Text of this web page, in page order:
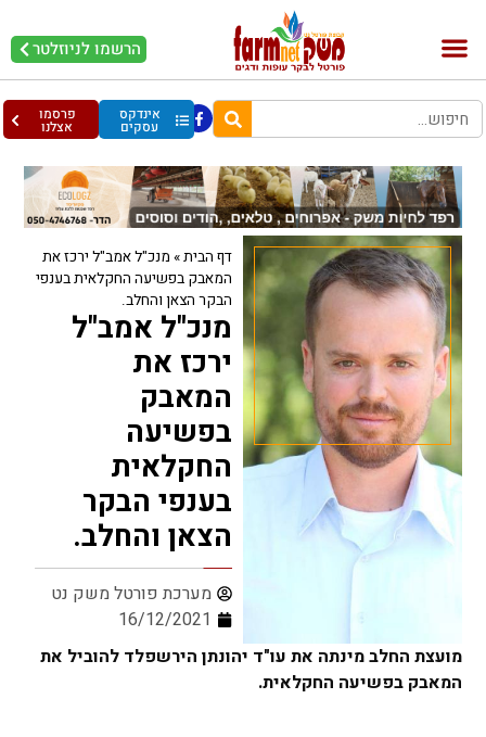
הרשמו לניוזלטר
אינדקס
עסקים
פרסמו
אצלנו
דף הבית» מנכ"ל אמב"ל ירכז את
המאבק בפשיעה החקלאית בענפי
הבקר הצאן והחלב.
מנכ"ל אמב"ל
ירכז את
המאבק
בפשיעה
החקלאית
בענפי הבקר
הצאן והחלב.
מערכת פורטל משק נט
16/12/2021
מועצת החלב מינתה את עו"ד יהונתן הירשפלד להוביל את
המאבק בפשיעה החקלאית.